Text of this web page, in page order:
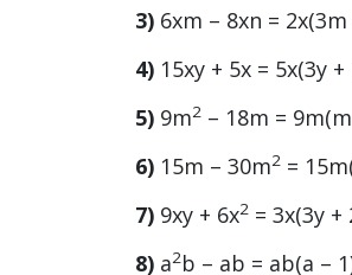
3) 6хm – 8хn = 2х(3m
4) 15ху + 5х = 5х(3у +
5) 9m2 – 18m =
6) 15m – 30m2 =
7) 9ху + 6х2 = 3х(3y +
8) а2b – ab = ab(a –